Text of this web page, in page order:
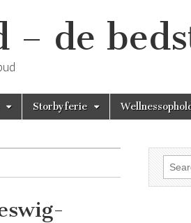
– de
Storbyferie